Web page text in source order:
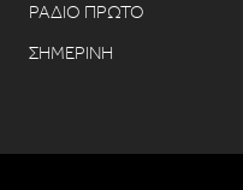
ΡΑΔΙΟ ΠΡΩΤΟ
ΣΗΜΕΡΙΝΗ